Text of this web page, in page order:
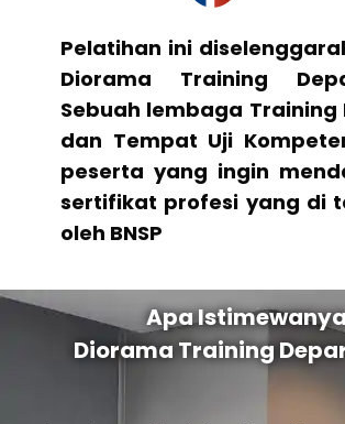
Pelatihan ini
Diorama Training
Sebuah lembaga Training
dan Tempat Uji
peserta yang ingin
sertifikat profesi yang di
oleh BNSP
Apa
Diorama Training